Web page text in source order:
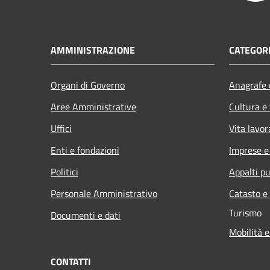
AMMINISTRAZIONE
Organi di Governo
Aree Amministrative
Uffici
Enti e fondazioni
Politici
Personale Amministrativo
Documenti e dati
Cultura
Vita
Imprese
Appalti
Catasto
Turismo
Mobilità
CONTATTI